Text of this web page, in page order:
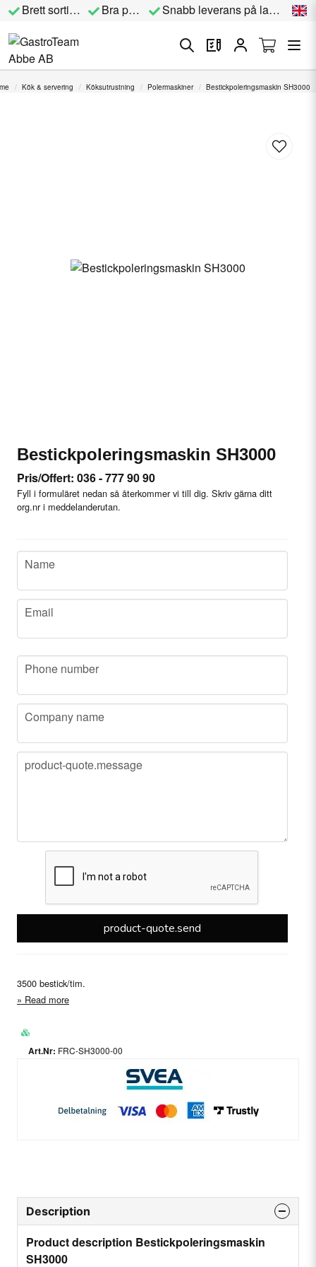
Brett sortiment Bra priser Snabb leverans på lagervara
Kök & servering Köksutrustning Polermaskiner Bestickpoleringsmaskin SH3000
Bestickpoleringsmaskin SH3000
Pris/Offert: 036 - 777 90 90
Fyll i formuläret nedan så återkommer vi till dig. Skriv gärna ditt
org.nr i meddelanderutan.
name
Name
email
Email
phone
Phone number
company
Company name
message
product-quote.message
product-quote.send
3500 bestick/tim.
Read more
FRC-SH3000-00
Description
Product description Bestickpoleringsmaskin
SH3000